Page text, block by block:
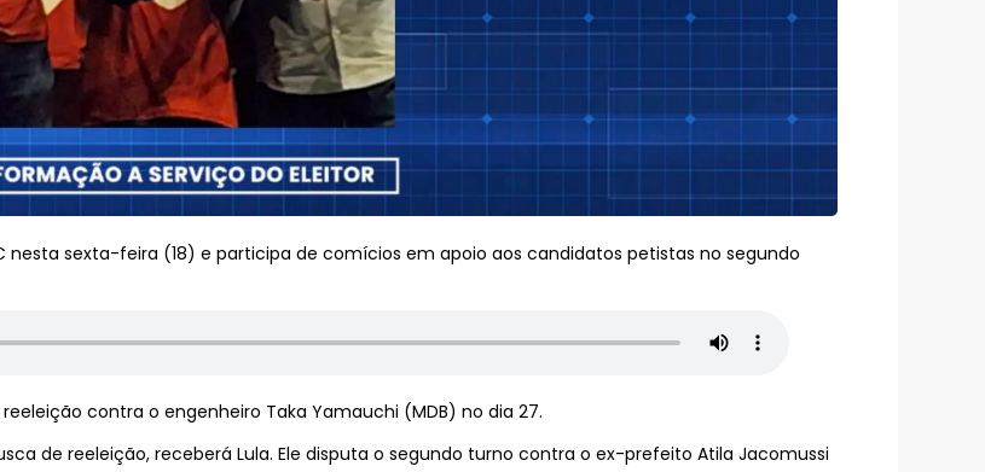
nesta sexta-feira (18) e participa de comícios em apoio aos candidatos petistas no segundo
contra o engenheiro Taka Yamauchi (MDB) no dia 27.
de reeleição, receberá Lula. Ele disputa o segundo turno contra o ex-prefeito Atila Jacomussi